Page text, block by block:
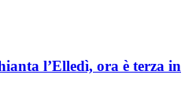
l’Elledì, ora è terza in